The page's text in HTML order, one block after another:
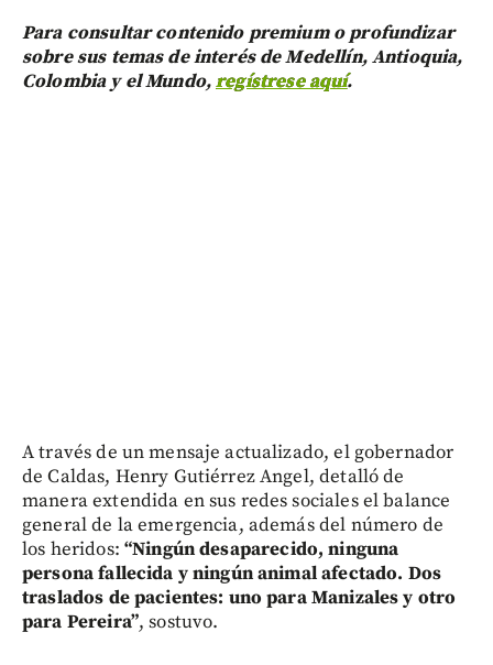
Para consultar contenido premium o profundizar
sobre sus temas de interés de Medellín, Antioquia,
Colombia y el Mundo,regístrese aquí.
A través de un mensaje actualizado, el gobernador
de Caldas, Henry Gutiérrez Angel, detalló de
manera extendida en sus redes sociales el balance
general de la emergencia, además del número de
los heridos: “Ningún desaparecido, ninguna
persona fallecida y ningún animal afectado. Dos
traslados de pacientes: uno para Manizales y otro
para Pereira”, sostuvo.